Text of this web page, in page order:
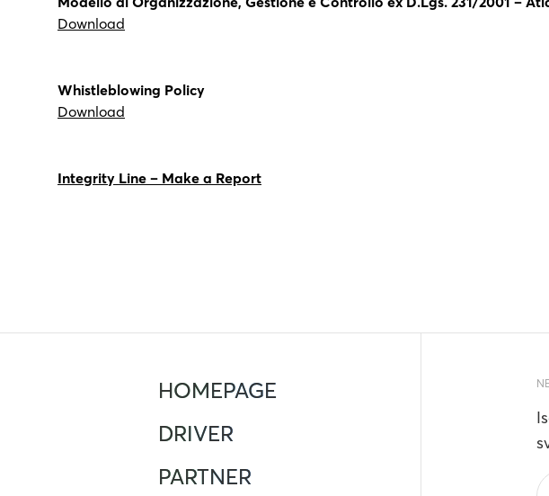
Download
Whistleblowing Policy
Download
Integrity Line – Make a Report
HOMEPAGE
DRIVER
PARTNER